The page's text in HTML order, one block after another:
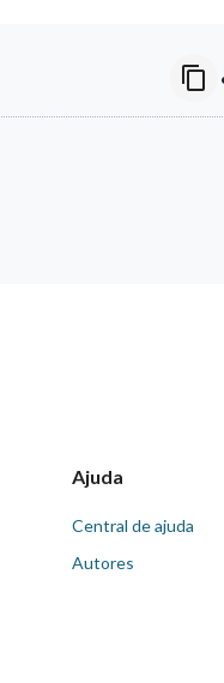
Ajuda
Central de ajuda
Autores